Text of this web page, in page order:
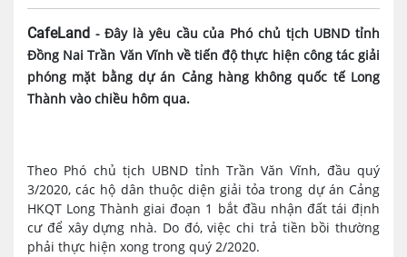
CafeLand - Đây là yêu cầu của Phó chủ tịch UBND tỉnh
Đồng Nai Trần Văn Vĩnh về tiến độ thực hiện công tác giải
phóng mặt bằng dự án Cảng hàng không quốc tế Long
Thành vào chiều hôm qua.
Theo Phó chủ tịch UBND tỉnh Trần Văn Vĩnh, đầu quý
3/2020, các hộ dân thuộc diện giải tỏa trong dự án Cảng
HKQT Long Thành giai đoạn 1 bắt đầu nhận đất tái định
cư để xây dựng nhà. Do đó, việc chi trả tiền bồi thường
phải thực hiện xong trong quý 2/2020.